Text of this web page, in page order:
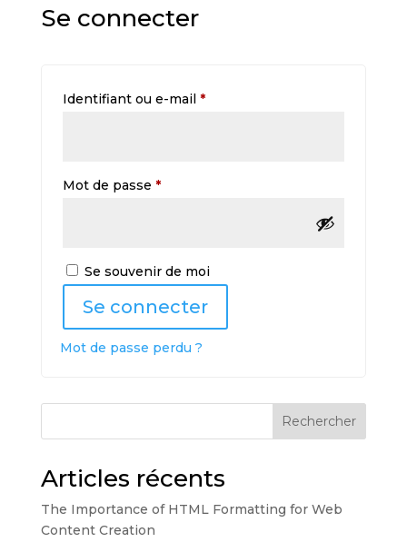
Se connecter
Identifiant ou e-mail *Obligatoire
Mot de passe *Obligatoire
Se souvenir de moi
Se connecter
Mot de passe perdu ?
Rechercher
Articles récents
The Importance of HTML Formatting for Web
Content Creation